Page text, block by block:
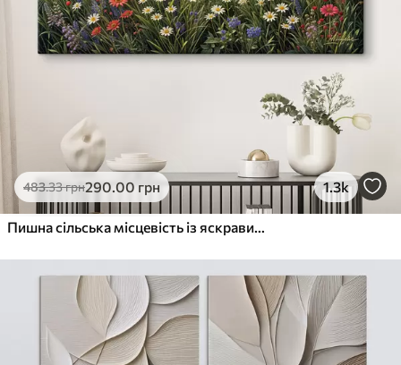
483.33грн290.00 грн 1.3k
Пишна сільська місцевість із яскравим лугом диких квітів, наповненим різнокольоровими квітами під хмарним небом